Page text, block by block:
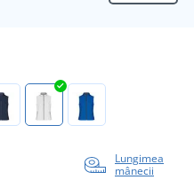
Lungimea
mânecii